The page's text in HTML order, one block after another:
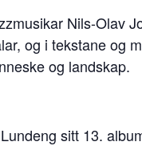
Nils-Olav
og i tekstane og
og landskap.
sitt 13.